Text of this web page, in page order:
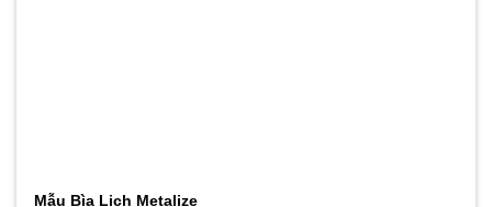
Mẫu Bìa Lịch Metalize